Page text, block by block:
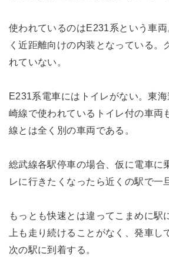
使われているのはE231系という車
く近距離向けの内装となっている。
れていない。
E231系電車にはトイレがない。東
崎線で使われているトイレ付の車両
線とは全く別の車両である。
総武線各駅停車の場合、仮に電車に
レに行きたくなったら近くの駅で一
もっとも快速とは違ってこまめに駅
上も走り続けることがなく、発車し
次の駅に到着する。